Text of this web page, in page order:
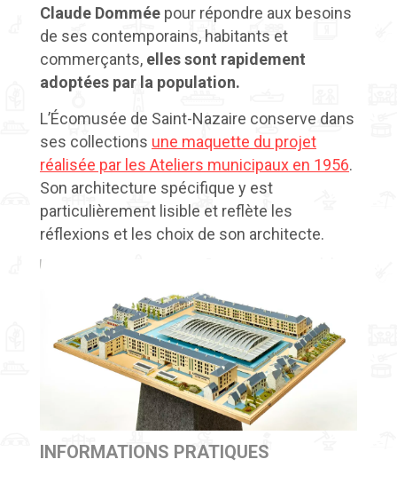
Claude Dommée pour répondre aux besoins
de ses contemporains, habitants et
commerçants, elles sont rapidement
adoptées par la population.
L’Écomusée de Saint-Nazaire conserve dans
ses collections une maquette du projet
réalisée par les Ateliers municipaux en 1956.
Son architecture spécifique y est
particulièrement lisible et reflète les
réflexions et les choix de son architecte.
INFORMATIONS PRATIQUES